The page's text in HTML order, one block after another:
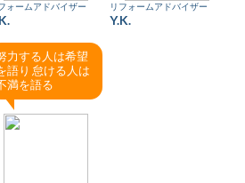
ォームアドバイザー リフォームアドバイザー
Y.K.
力する人は希望
語り 怠ける人は
満を語る